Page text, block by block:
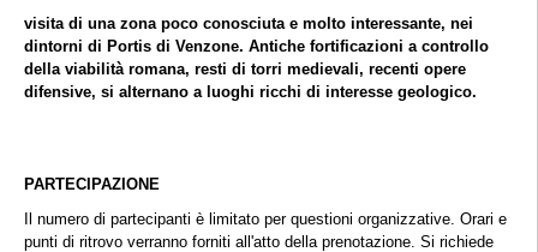
visita di una zona poco conosciuta e molto interessante, nei
dintorni di Portis di Venzone. Antiche fortificazioni a controllo
della viabilità romana, resti di torri medievali, recenti opere
difensive, si alternano a luoghi ricchi di interesse geologico.
PARTECIPAZIONE
Il numero di partecipanti è limitato per questioni organizzative. Orari e
punti di ritrovo verranno forniti all'atto della prenotazione. Si richiede